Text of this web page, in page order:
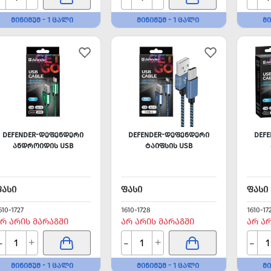
ᲛᲘᲜᲘᲛᲣᲛ - 1 ᲪᲐᲚᲘ ᲛᲘᲜᲘᲛᲣᲛ - 1 ᲪᲐᲚᲘ
DEFENDER-ᲓᲔᲤᲔᲜᲓᲔᲠᲘ
ᲐᲜᲓᲠᲝᲘᲓᲘᲡ USB
1727
ᲐᲠᲘᲡ ᲛᲐᲠᲐᲒᲨᲘ
+
ᲛᲘᲜᲘᲛᲣᲛ - 1 ᲪᲐᲚᲘ
DEFENDER-ᲓᲔᲤᲔᲜᲓᲔᲠᲘ
ᲢᲐᲘᲤᲡᲘᲡ USB
ᲤᲐᲡᲘ
1610-1728
ᲐᲠ ᲐᲠᲘᲡ ᲛᲐᲠᲐᲒᲨᲘ
- +
ᲛᲘᲜᲘᲛᲣᲛ - 1 ᲪᲐᲚᲘ
ᲤᲐᲡᲘ
1610-
ᲐᲠ
-